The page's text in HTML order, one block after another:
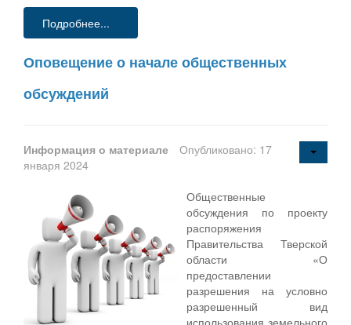
Подробнее...
Оповещение о начале общественных
обсуждений
Информация о материале
Опубликовано: 17
января 2024
Общественные
обсуждения по проекту
распоряжения
Правительства Тверской
области «О
предоставлении
разрешения на условно
разрешенный вид
использования земельного